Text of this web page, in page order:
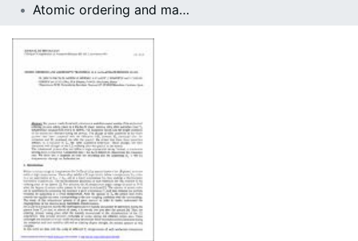
Atomic ordering and martensitic transitions in Cu-Zn-Al shape memory alloys